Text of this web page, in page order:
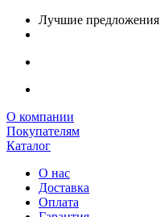
Лучшие предложения
О компании
Покупателям
Каталог
О нас
Доставка
Оплата